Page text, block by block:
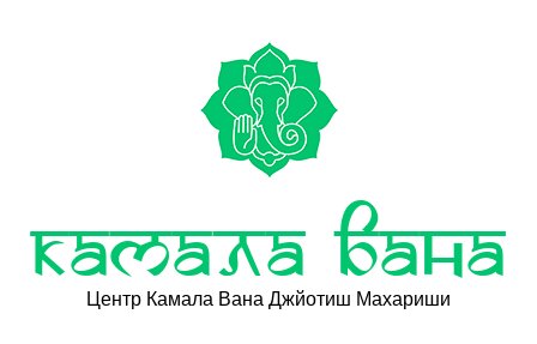
Камала Вана
Центр Камала Вана Джйотиш Махариши